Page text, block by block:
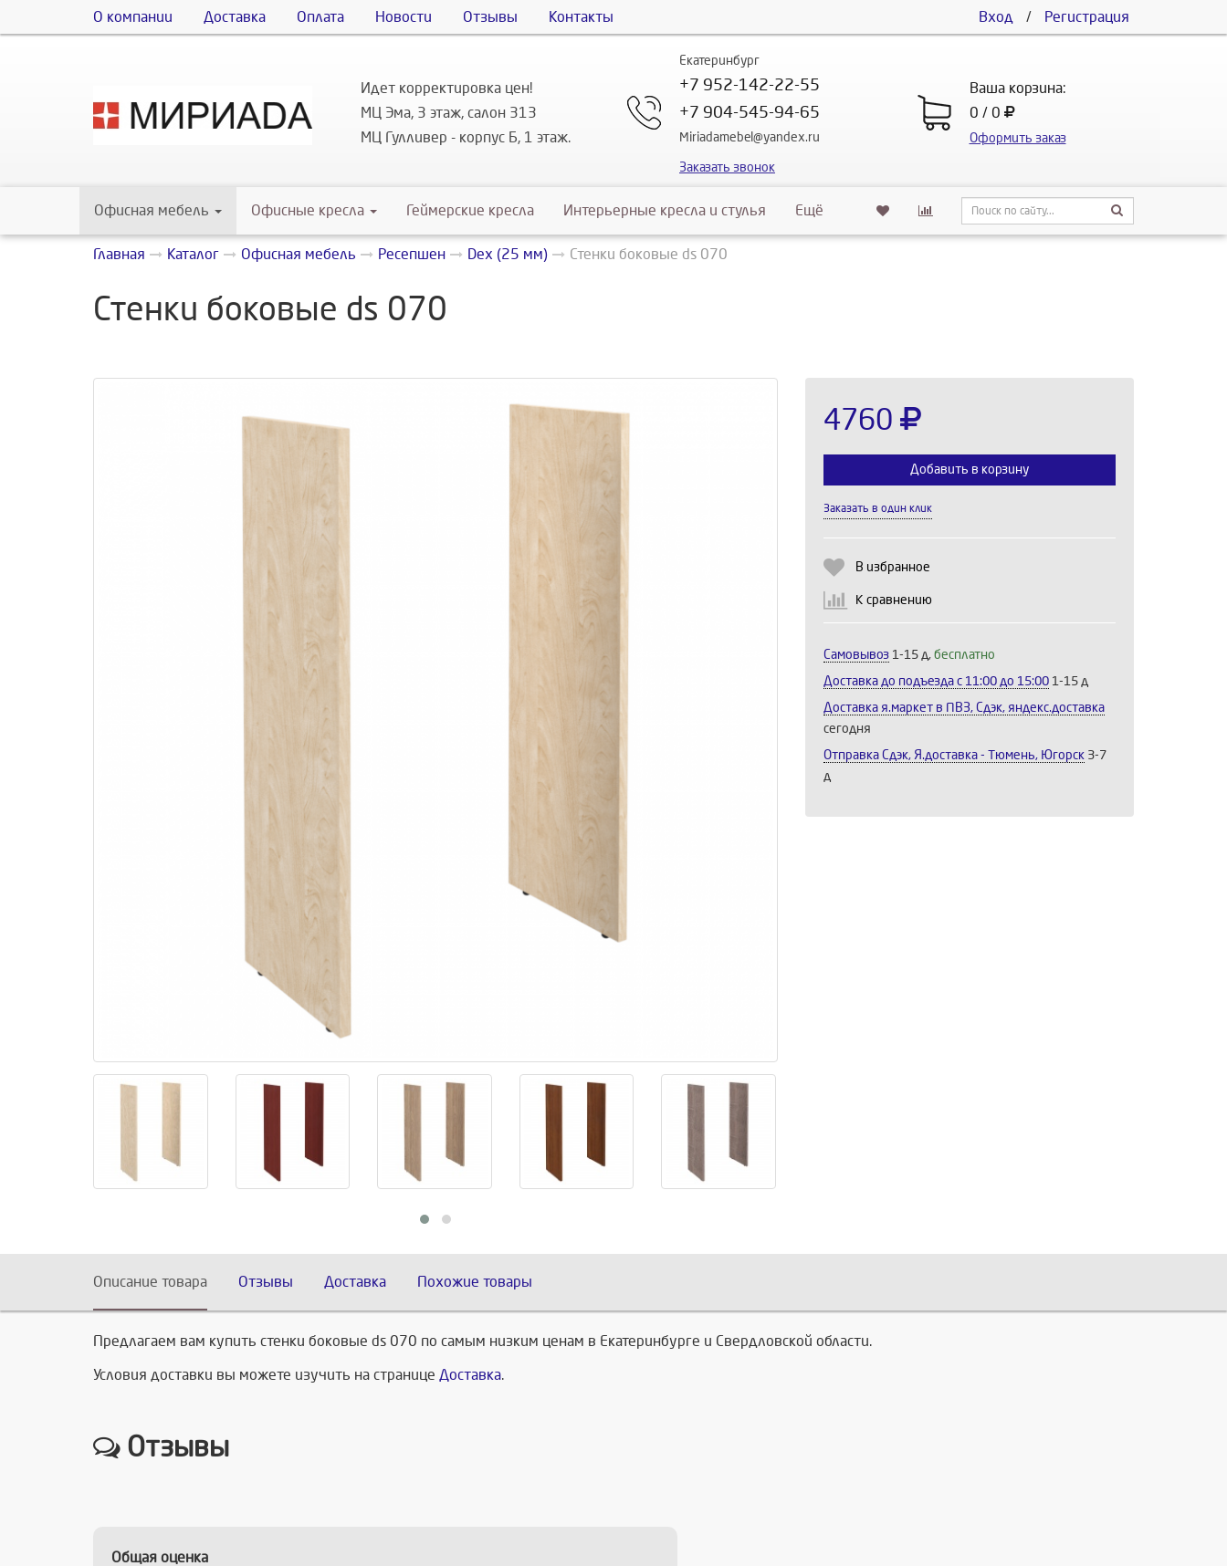
О компании Доставка Оплата Новости Отзывы Контакты Вход / Регистрация
Идет корректировка цен!
МЦ Эма, 3 этаж, салон 313
МЦ Гулливер - корпус Б, 1 этаж.
Екатеринбург
+7 952-142-22-55
+7 904-545-94-65
Miriadamebel@yandex.ru
Заказать звонок
Ваша корзина:
0 / 0
Оформить заказ
Офисная мебель Офисные кресла Геймерские кресла Интерьерные кресла и стулья Ещё
Главная Каталог Офисная мебель Ресепшен Dex (25 мм) Стенки боковые ds 070
Стенки боковые ds 070
4760
Добавить в корзину
Заказать в один клик
В избранное
К сравнению
Самовывоз 1-15 д, бесплатно
Доставка до подъезда c 11:00 до 15:00 1-15 д
Доставка я.маркет в ПВЗ, Сдэк, яндекс.доставка
сегодня
Отправка Сдэк, Я.доставка - Тюмень, Югорск 3-7
д
Описание товара Отзывы Доставка Похожие товары
Предлагаем вам купить стенки боковые ds 070 по самым низким ценам в Екатеринбурге и Свердловской области.
Условия доставки вы можете изучить на странице Доставка.
Отзывы
Общая оценка